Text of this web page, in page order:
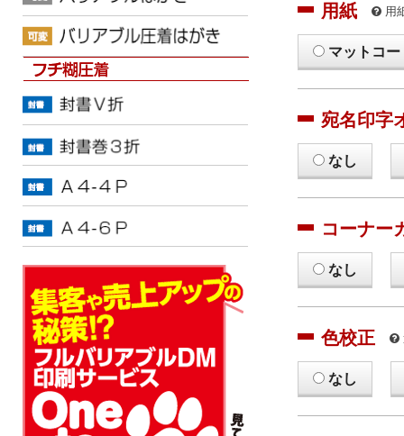
用紙 用
マットコー
宛名印字
なし
コーナー
なし
色校正
なし